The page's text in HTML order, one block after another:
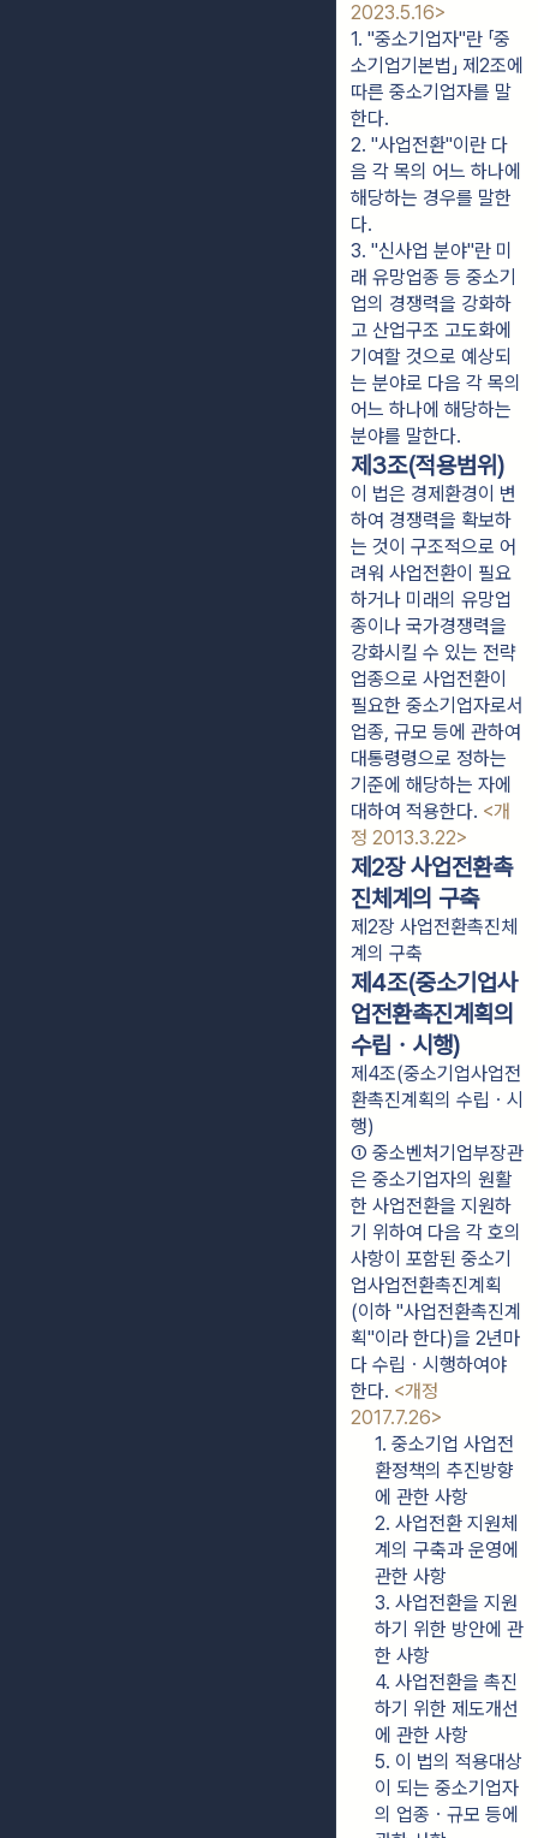
2023.5.16>
1. "중소기업자"란 「중
소기업기본법」 제2조에
따른 중소기업자를 말
한다.
2. "사업전환"이란 다
음 각 목의 어느 하나에
해당하는 경우를 말한
다.
3. "신사업 분야"란 미
래 유망업종 등 중소기
업의 경쟁력을 강화하
고 산업구조 고도화에
기여할 것으로 예상되
는 분야로 다음 각 목의
어느 하나에 해당하는
분야를 말한다.
제3조(적용범위)
이 법은 경제환경이 변
하여 경쟁력을 확보하
는 것이 구조적으로 어
려워 사업전환이 필요
하거나 미래의 유망업
종이나 국가경쟁력을
강화시킬 수 있는 전략
업종으로 사업전환이
필요한 중소기업자로서
업종, 규모 등에 관하여
대통령령으로 정하는
기준에 해당하는 자에
대하여 적용한다. <개
정 2013.3.22>
제2장 사업전환촉
진체계의 구축
제2장 사업전환촉진체
계의 구축
제4조(중소기업사
업전환촉진계획의
수립ㆍ시행)
제4조(중소기업사업전
환촉진계획의 수립ㆍ시
행)
① 중소벤처기업부장관
은 중소기업자의 원활
한 사업전환을 지원하
기 위하여 다음 각 호의
사항이 포함된 중소기
업사업전환촉진계획
(이하 "사업전환촉진계
획"이라 한다)을 2년마
다 수립ㆍ시행하여야
한다. <개정
2017.7.26>
1. 중소기업 사업전
환정책의 추진방향
에 관한 사항
2. 사업전환 지원체
계의 구축과 운영에
관한 사항
3. 사업전환을 지원
하기 위한 방안에 관
한 사항
4. 사업전환을 촉진
하기 위한 제도개선
에 관한 사항
5. 이 법의 적용대상
이 되는 중소기업자
의 업종ㆍ규모 등에